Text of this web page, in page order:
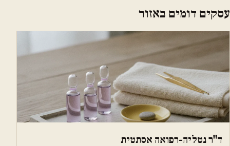
עסקים דומים באזור
ד"ר נטליה-רפואה אסתטית